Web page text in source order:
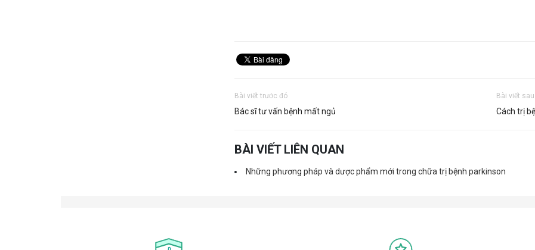
Bài viết trước đó
Bác sĩ tư vấn bệnh mất ngủ
Bài viết
Cách trị
BÀI VIẾT LIÊN QUAN
Những phương pháp và dược phẩm mới trong chữa trị bệnh parkinson